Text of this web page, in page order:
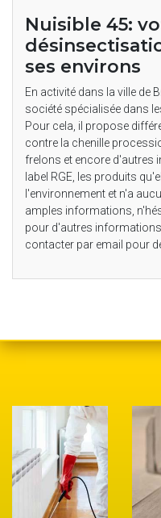
Nuisible 45:
ses environs
En activité dans la ville de
société spécialisée dans
Pour cela, il propose
contre la chenille
frelons et encore d'autres
label RGE, les produits
l'environnement et n'a
amples informations,
pour d'autres
contacter par email pour